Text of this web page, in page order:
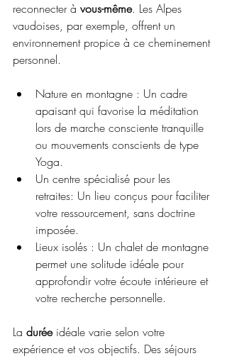
reconnecter à vous-même. Les Alpes
vaudoises, par exemple, offrent un
environnement propice à ce cheminement
personnel.
Nature en montagne : Un cadre
apaisant qui favorise la méditation
lors de marche consciente tranquille
ou mouvements conscients de type
Yoga.
Un centre spécialisé pour les
retraites: Un lieu conçus pour faciliter
votre ressourcement, sans doctrine
imposée.
Lieux isolés : Un chalet de montagne
permet une solitude idéale pour
approfondir votre écoute intérieure et
votre recherche personnelle.
La durée idéale varie selon votre
expérience et vos objectifs. Des séjours